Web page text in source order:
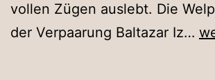
vollen Zügen auslebt. Die
der Verpaarung Baltazar Iz…